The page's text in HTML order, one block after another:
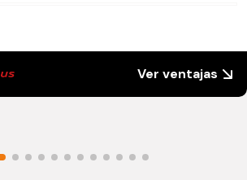
Ver ventajas